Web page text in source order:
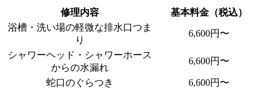
修理内容
基本料金（税込）
浴槽・洗い場の軽微な排水口つま
り
6,600円〜
シャワーヘッド・シャワーホース
からの水漏れ
6,600円〜
蛇口のぐらつき
6,600円〜